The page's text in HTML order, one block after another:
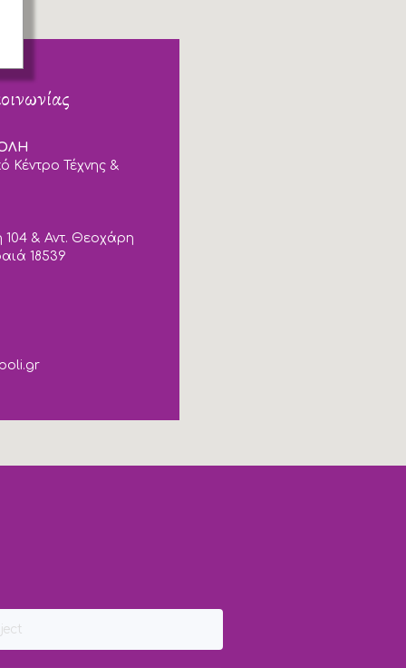
Κέντρο Τέχνης &
104 & Αντ. Θεοχάρη
18539